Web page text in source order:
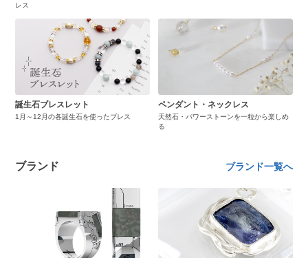
レス
誕生石ブレスレット
1月～12月の各誕生石を使ったブレス
ペンダント・ネックレス
天然石・パワーストーンを一粒から楽しめ
る
ブランド ブランド一覧へ